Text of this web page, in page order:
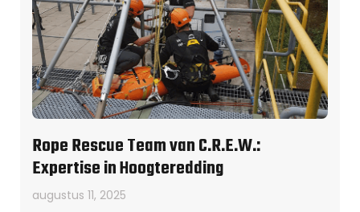
Rope Rescue Team van C.R.E.W.:
Expertise in Hoogteredding
augustus 11, 2025